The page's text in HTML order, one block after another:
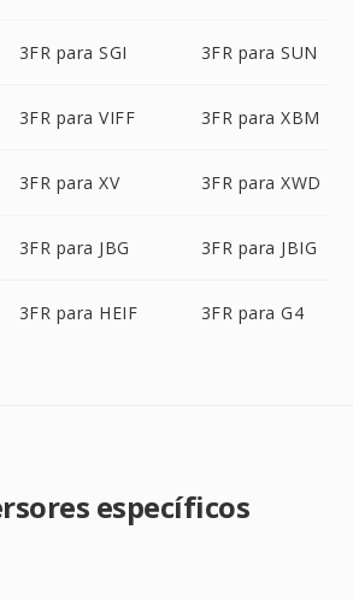
3FR para SGI 3FR para SUN
3FR para VIFF 3FR para XBM
3FR para XV 3FR para XWD
3FR para JBG 3FR para JBIG
3FR para HEIF 3FR para G4
específicos